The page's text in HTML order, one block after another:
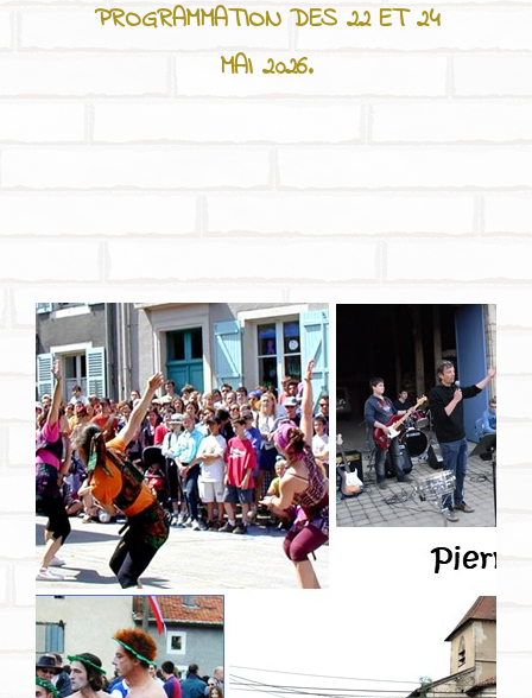
PROGRAMMATION DES 22 ET 24
MAI 2026.